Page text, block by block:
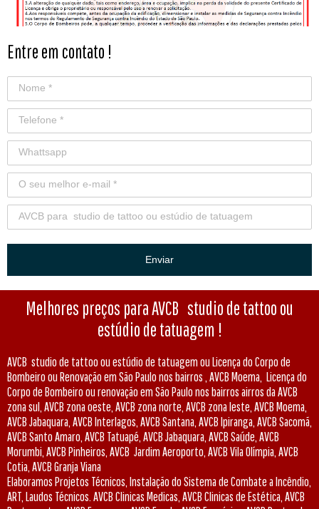
Entre em contato !
Enviar
Melhores preços para AVCB studio de tattoo ou
estúdio de tatuagem !
AVCB studio de tattoo ou estúdio de tatuagem ou Licença do Corpo de
Bombeiro ou Renovação em São Paulo nos bairros , AVCB Moema, Licença do
Corpo de Bombeiro ou renovação em São Paulo nos bairros airros da AVCB
zona sul, AVCB zona oeste, AVCB zona norte, AVCB zona leste, AVCB Moema,
AVCB Jabaquara, AVCB Interlagos, AVCB Santana, AVCB Ipiranga, AVCB Sacomã,
AVCB Santo Amaro, AVCB Tatuapé, AVCB Jabaquara, AVCB Saúde, AVCB
Morumbi, AVCB Pinheiros, AVCB Jardim Aeroporto, AVCB Vila Olímpia, AVCB
Cotia, AVCB Granja Viana
Elaboramos Projetos Técnicos, Instalação do Sistema de Combate a Incêndio,
ART, Laudos Técnicos. AVCB Clinicas Medicas, AVCB Clinicas de Estética, AVCB